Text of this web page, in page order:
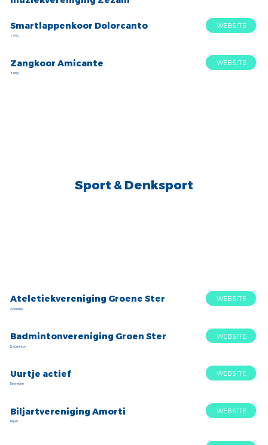
zang
Smartlappenkoor Dolorcanto WEBSITE
zang
Zangkoor Amicante WEBSITE
Sport & Denksport
Ateletiek
Ateletiekvereniging Groene Ster WEBSITE
Badminton
Badmintonvereniging Groen Ster WEBSITE
Bewegen
Uurtje actief WEBSITE
Biljart
Biljartvereniging Amorti WEBSITE